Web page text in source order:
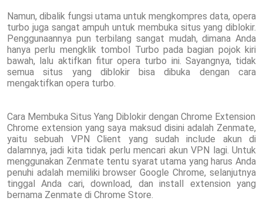
Namun, dibalik fungsi utama untuk mengkompres data, opera
turbo juga sangat ampuh untuk membuka situs yang diblokir.
Penggunaannya pun terbilang sangat mudah, dimana Anda
hanya perlu mengklik tombol Turbo pada bagian pojok kiri
bawah, lalu aktifkan fitur opera turbo ini. Sayangnya, tidak
semua situs yang diblokir bisa dibuka dengan cara
mengaktifkan opera turbo.
Cara Membuka Situs Yang Diblokir dengan Chrome Extension
Chrome extension yang saya maksud disini adalah Zenmate,
yaitu sebuah VPN Client yang sudah include akun di
dalamnya, jadi kita tidak perlu mencari akun VPN lagi. Untuk
menggunakan Zenmate tentu syarat utama yang harus Anda
penuhi adalah memiliki browser Google Chrome, selanjutnya
tinggal Anda cari, download, dan install extension yang
bernama Zenmate di Chrome Store.